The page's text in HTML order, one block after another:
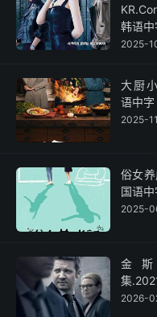
韩语中
2025-
大厨
语中字
2025-
俗女
国语中
2025-
金
集
2026-